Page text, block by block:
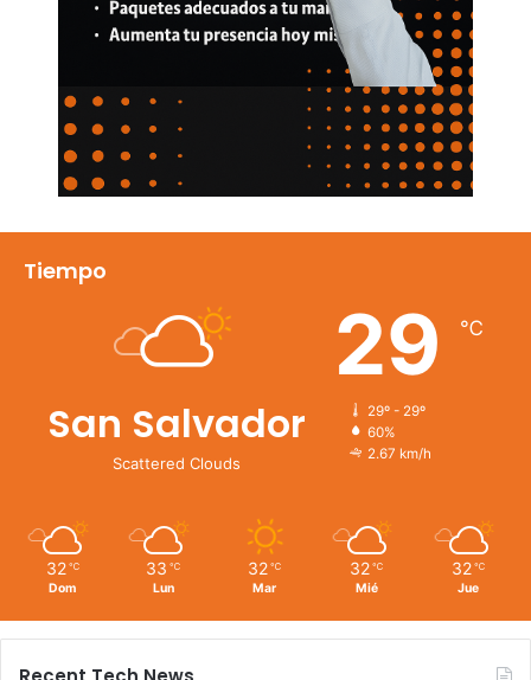
Tiempo
San Salvador
Scattered Clouds
29 ℃
29º - 29º
60%
2.67 km/h
32 ℃
Dom
33 ℃
Lun
32 ℃
Mar
32 ℃
Mié
32 ℃
Jue